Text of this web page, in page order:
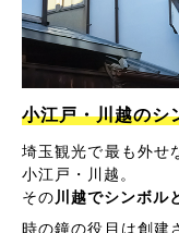
小江戸・川越のシ
埼玉観光で最も外せ
小江戸・川越。
その川越でシンボル
時の鐘の役目は創建